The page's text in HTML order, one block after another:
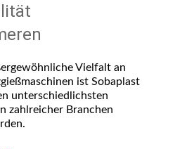
Vielfalt an
ist Sobaplast
unterschiedlichsten
zahlreicher Branchen